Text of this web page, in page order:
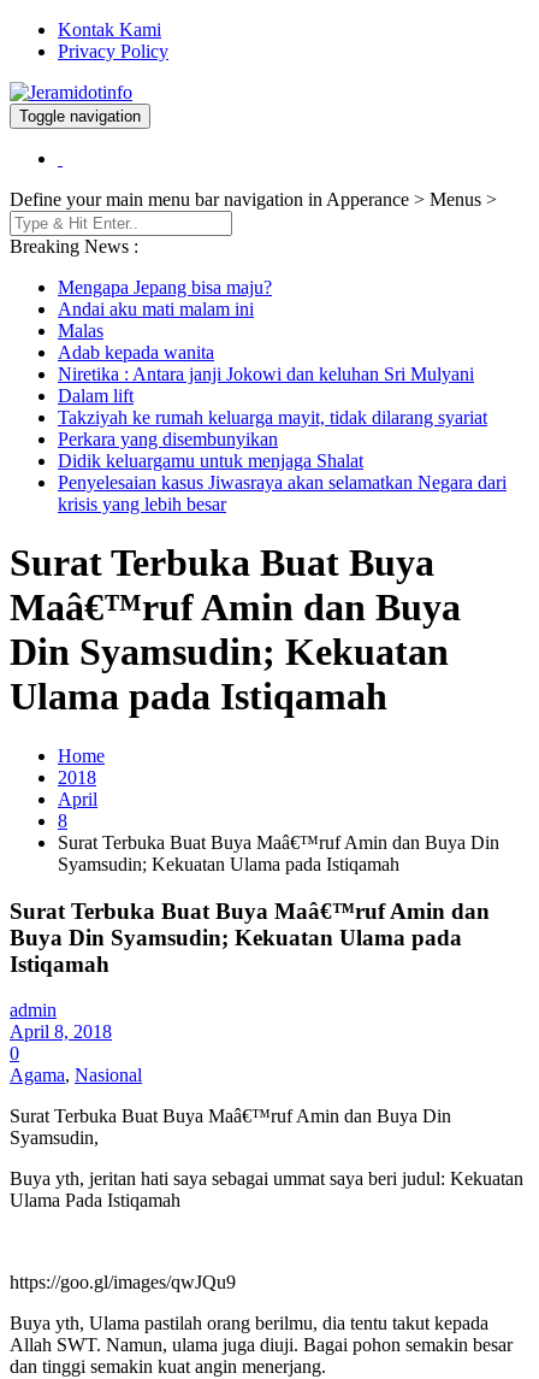
Kontak Kami
Privacy Policy
Jeramidotinfo
Berita dan Informasi Terkini
Toggle navigation
Define your main menu bar navigation in Apperance > Menus >
Breaking News :
Mengapa Jepang bisa maju?
Andai aku mati malam ini
Malas
Adab kepada wanita
Niretika : Antara janji Jokowi dan keluhan Sri Mulyani
Dalam lift
Takziyah ke rumah keluarga mayit, tidak dilarang syariat
Perkara yang disembunyikan
Didik keluargamu untuk menjaga Shalat
Penyelesaian kasus Jiwasraya akan selamatkan Negara dari
krisis yang lebih besar
Surat Terbuka Buat Buya
Maâ€™ruf Amin dan Buya
Din Syamsudin; Kekuatan
Ulama pada Istiqamah
Home
2018
April
8
Surat Terbuka Buat Buya Maâ€™ruf Amin dan Buya Din
Syamsudin; Kekuatan Ulama pada Istiqamah
Surat Terbuka Buat Buya Maâ€™ruf Amin dan
Buya Din Syamsudin; Kekuatan Ulama pada
Istiqamah
admin
April 8, 2018
0
Agama, Nasional
Surat Terbuka Buat Buya Maâ€™ruf Amin dan Buya Din
Syamsudin,
Buya yth, jeritan hati saya sebagai ummat saya beri judul: Kekuatan
Ulama Pada Istiqamah
https://goo.gl/images/qwJQu9
Buya yth, Ulama pastilah orang berilmu, dia tentu takut kepada
Allah SWT. Namun, ulama juga diuji. Bagai pohon semakin besar
dan tinggi semakin kuat angin menerjang.